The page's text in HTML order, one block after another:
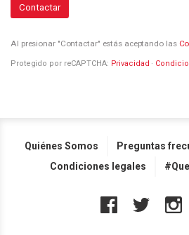
Contactar
Al presionar "Contactar" estás aceptando las
Protegido por reCAPTCHA: Privacidad ·
Quiénes Somos Preguntas
Condiciones legales